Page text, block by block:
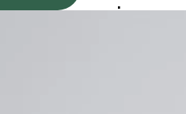
para criar,
o que há de
cosmética no